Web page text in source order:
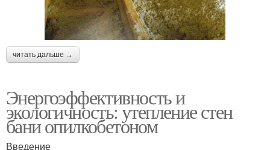
читать дальше →
Энергоэффективность и
экологичность: утепление стен
бани опилкобетоном
Введение